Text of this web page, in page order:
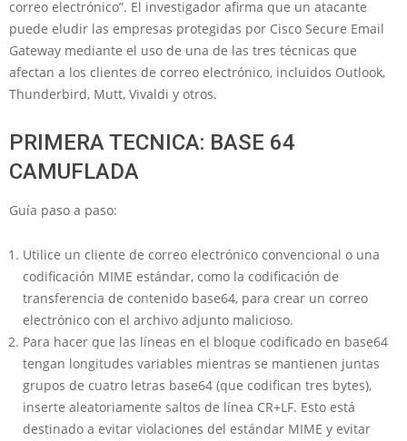
correo electrónico”. El investigador afirma que un atacante
puede eludir las empresas protegidas por Cisco Secure Email
Gateway mediante el uso de una de las tres técnicas que
afectan a los clientes de correo electrónico, incluidos Outlook,
Thunderbird, Mutt, Vivaldi y otros.
PRIMERA TECNICA: BASE 64
CAMUFLADA
Guía paso a paso:
Utilice un cliente de correo electrónico convencional o una
codificación MIME estándar, como la codificación de
transferencia de contenido base64, para crear un correo
electrónico con el archivo adjunto malicioso.
Para hacer que las líneas en el bloque codificado en base64
tengan longitudes variables mientras se mantienen juntas
grupos de cuatro letras base64 (que codifican tres bytes),
inserte aleatoriamente saltos de línea CR+LF. Esto está
destinado a evitar violaciones del estándar MIME y evitar